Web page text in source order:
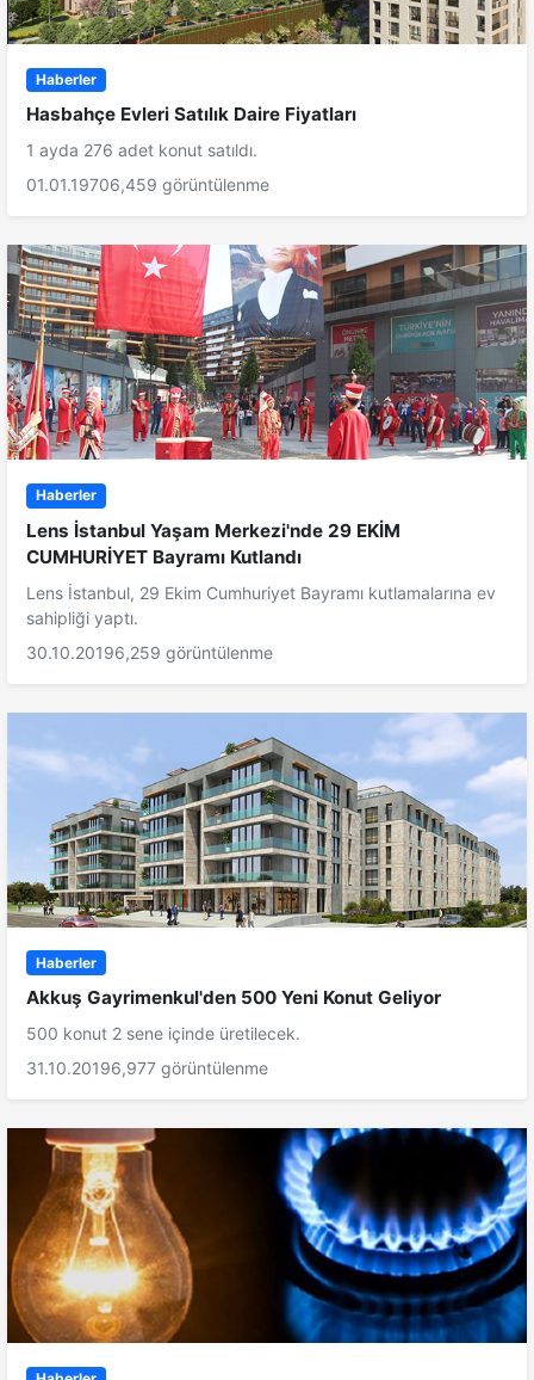
Haberler
Hasbahçe Evleri Satılık Daire Fiyatları
1 ayda 276 adet konut satıldı.
01.01.19706,459 görüntülenme
Haberler
Lens İstanbul Yaşam Merkezi'nde 29 EKİM
CUMHURİYET Bayramı Kutlandı
Lens İstanbul, 29 Ekim Cumhuriyet Bayramı kutlamalarına ev
sahipliği yaptı.
30.10.20196,259 görüntülenme
Haberler
Akkuş Gayrimenkul'den 500 Yeni Konut Geliyor
500 konut 2 sene içinde üretilecek.
31.10.20196,977 görüntülenme